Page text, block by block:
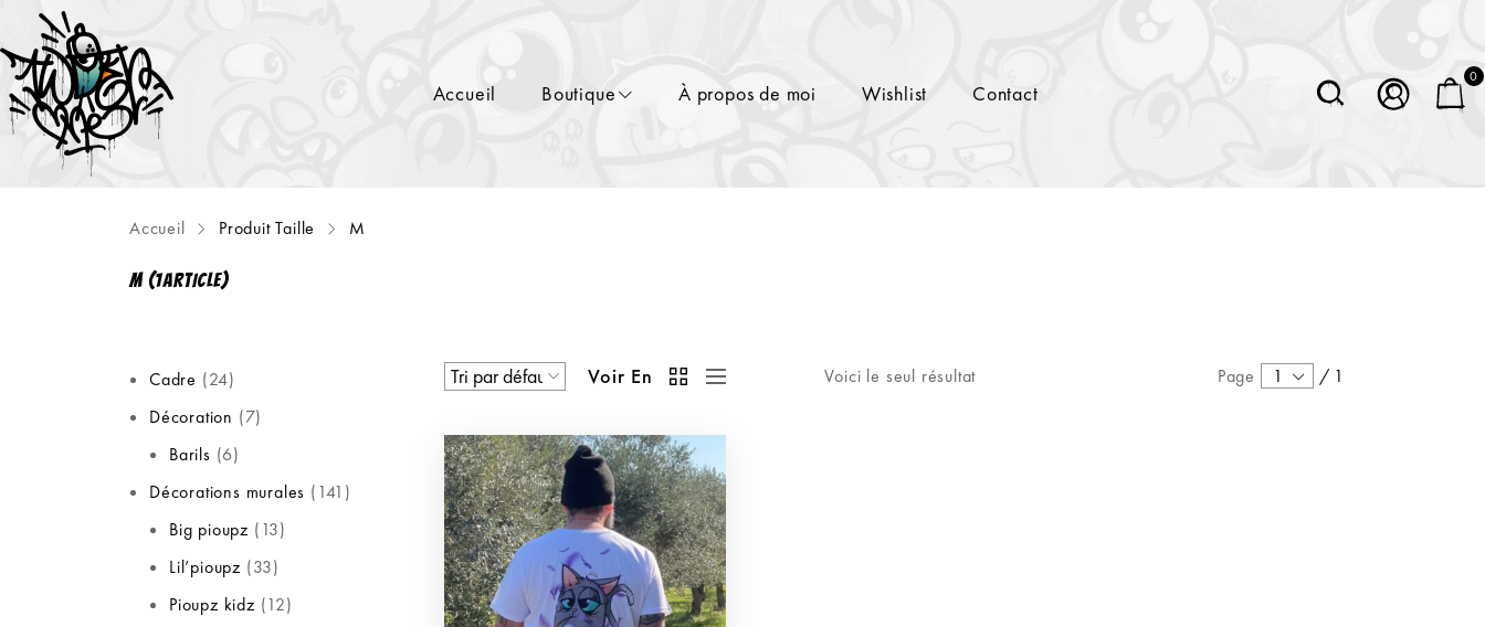
Accueil Boutique À propos de moi Wishlist Contact
0
Accueil Produit Taille M
M (1ARTICLE)
Cadre
24
Décoration
7
Barils
6
Décorations murales
141
Big pioupz
13
Lil’pioupz
33
Pioupz kidz
12
Voir En Voici le seul résultat Page 1 / 1